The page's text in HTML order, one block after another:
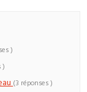
)
)
(3 réponses )